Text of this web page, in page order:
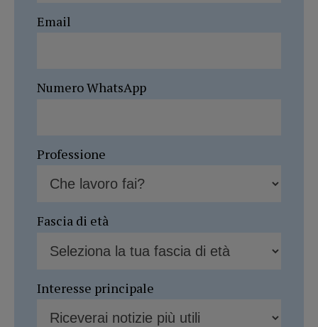
Email
Numero WhatsApp
Professione
Fascia di età
Interesse principale